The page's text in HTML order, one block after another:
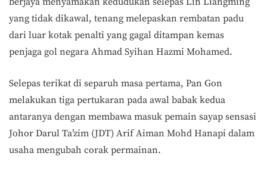
yang tidak dikawal, tenang melepaskan rembatan padu
dari luar kotak penalti yang gagal ditampan kemas
penjaga gol negara Ahmad Syihan Hazmi Mohamed.
Selepas terikat di separuh masa pertama, Pan Gon
melakukan tiga pertukaran pada awal babak kedua
antaranya dengan membawa masuk pemain sayap sensasi
Johor Darul Ta’zim (JDT) Arif Aiman Mohd Hanapi dalam
usaha mengubah corak permainan.